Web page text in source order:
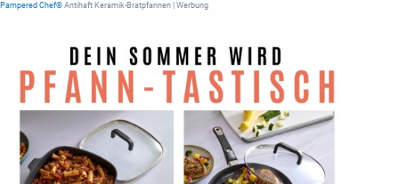
Pampered Chef® Antihaft Keramik-Bratpfannen | Werbung